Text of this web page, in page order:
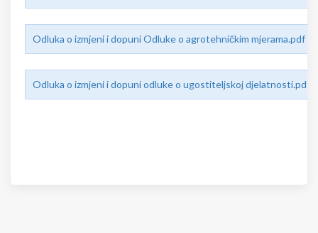
Odluka o izmjeni i dopuni Odluke o agrotehničkim mjerama.pdf
Odluka o izmjeni i dopuni odluke o ugostiteljskoj djelatnosti.pdf